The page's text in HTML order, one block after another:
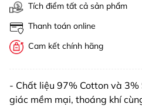
Tích điểm tất cả sản phẩm
Thanh toán online
Cam kết chính hãng
- Chất liệu 97% Cotton và
giác mềm mại, thoáng khí